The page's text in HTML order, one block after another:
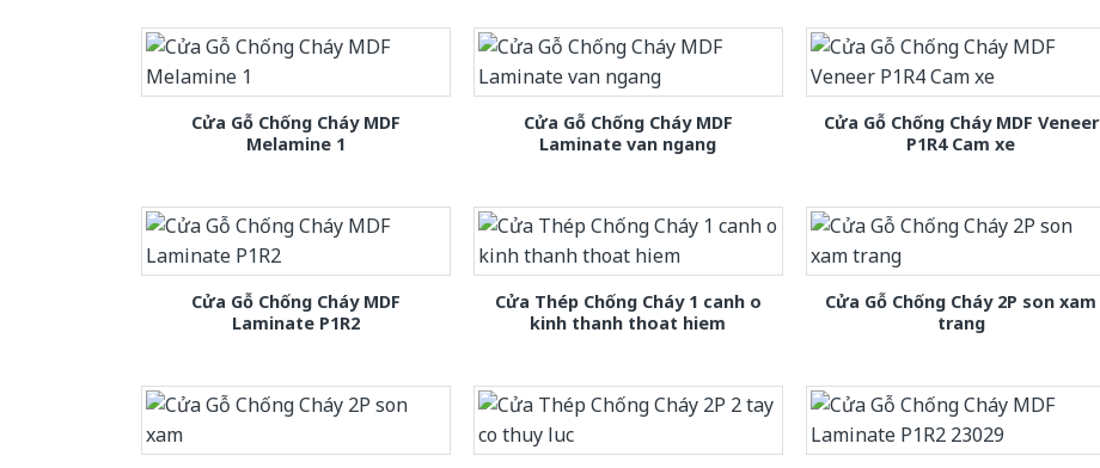
Cửa Gỗ Chống Cháy MDF
Melamine 1
Cửa Gỗ Chống Cháy MDF
Laminate van ngang
Cửa Gỗ Chống Cháy MDF Veneer
P1R4 Cam xe
Cửa Gỗ Chống Cháy MDF
Laminate P1R2
Cửa Thép Chống Cháy 1 canh o
kinh thanh thoat hiem
Cửa Gỗ Chống Cháy 2P son xam
trang